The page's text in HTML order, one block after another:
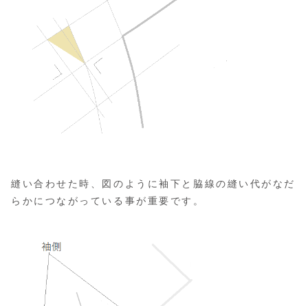
縫い合わせた時、図のように袖下と脇線の縫い代がなだ
らかにつながっている事が重要です。